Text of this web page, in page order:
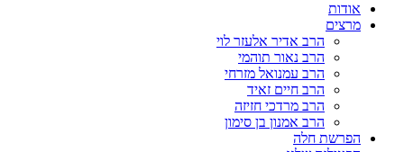
אודות
מרצים
הרב אדיר אלעזר לוי
הרב נאור תוהמי
הרב עמנואל מזרחי
הרב חיים זאיד
הרב מרדכי חזיזה
הרב אמנון בן סימון
הפרשת חלה